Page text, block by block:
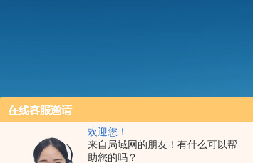
欢迎您！
来自局域网的朋友！有什么可以帮
助您的吗？